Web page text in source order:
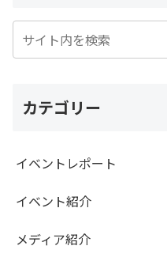
カテゴリー
イベントレポート
イベント紹介
メディア紹介